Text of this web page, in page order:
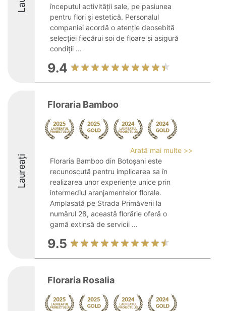
începutul activității sale, pe pasiunea
pentru flori și estetică. Personalul
companiei acordă o atenție deosebită
selecției fiecărui soi de floare și asigură
condiții ...
9.4
Laureați
Floraria Bamboo
Arată mai multe >>
Floraria Bamboo din Botoșani este
recunoscută pentru implicarea sa în
realizarea unor experiențe unice prin
intermediul aranjamentelor florale.
Amplasată pe Strada Primăverii la
numărul 28, această florărie oferă o
gamă extinsă de servicii ...
9.5
Floraria Rosalia